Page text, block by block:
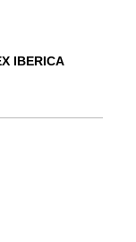
IBERICA